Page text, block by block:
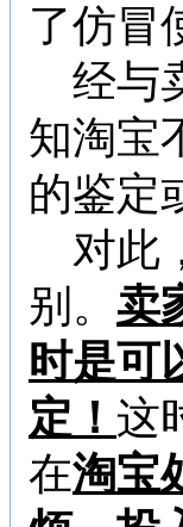
了仿冒
经与
知淘宝
的鉴定
对此
别。 卖
时是可
定！ 这
在淘宝